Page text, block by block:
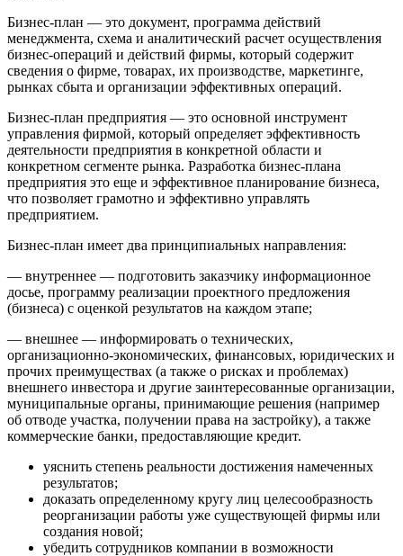
Бизнес-план — это документ, программа действий
менеджмента, схема и аналитический расчет осуществления
бизнес-операций и действий фирмы, который содержит
сведения о фирме, товарах, их производстве, маркетинге,
рынках сбыта и организации эффективных операций.
Бизнес-план предприятия — это основной инструмент
управления фирмой, который определяет эффективность
деятельности предприятия в конкретной области и
конкретном сегменте рынка. Разработка бизнес-плана
предприятия это еще и эффективное планирование бизнеса,
что позволяет грамотно и эффективно управлять
предприятием.
Бизнес-план имеет два принципиальных направления:
— внутреннее — подготовить заказчику информационное
досье, программу реализации проектного предложения
(бизнеса) с оценкой результатов на каждом этапе;
— внешнее — информировать о технических,
организационно-экономических, финансовых, юридических и
прочих преимуществах (а также о рисках и проблемах)
внешнего инвестора и другие заинтересованные организации,
муниципальные органы, принимающие решения (например
об отводе участка, получении права на застройку), а также
коммерческие банки, предоставляющие кредит.
уяснить степень реальности достижения намеченных
результатов;
доказать определенному кругу лиц целесообразность
реорганизации работы уже существующей фирмы или
создания новой;
убедить сотрудников компании в возможности